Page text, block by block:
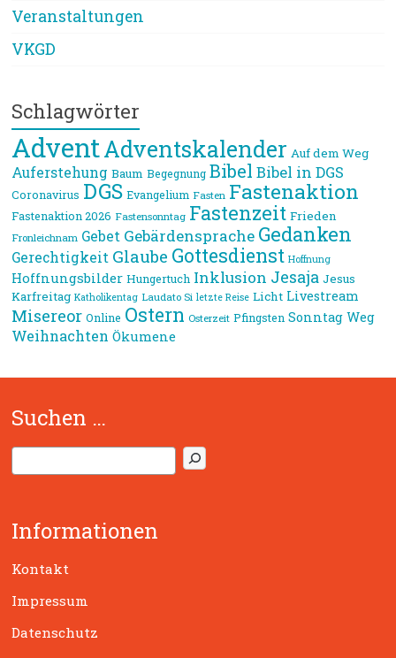
Veranstaltungen
VKGD
Schlagwörter
AdventAdventskalender Auf dem Weg
Auferstehung Baum Begegnung Bibel Bibel in DGS
Coronavirus DGS Evangelium Fasten Fastenaktion
Fastenaktion 2026 Fastensonntag Fastenzeit Frieden
Fronleichnam Gebet Gebärdensprache Gedanken
Gerechtigkeit Glaube Gottesdienst Hoffnung
Hoffnungsbilder Hungertuch Inklusion Jesaja Jesus
Karfreitag Katholikentag Laudato Si letzte Reise Licht Livestream
Misereor Online Ostern Osterzeit Pfingsten Sonntag Weg
Weihnachten Ökumene
Suchen …
u
e
n
Informationen
Kontakt
Impressum
Datenschutz